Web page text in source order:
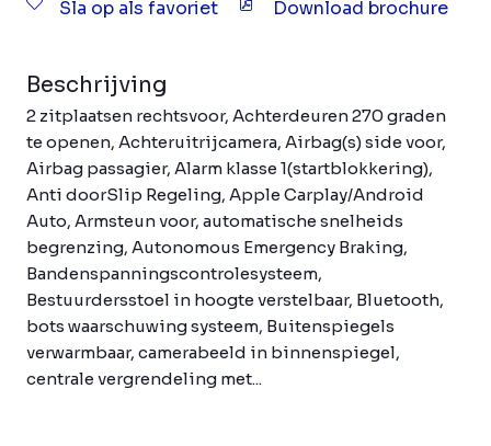
Sla op als favoriet Download brochure
Beschrijving
2 zitplaatsen rechtsvoor, Achterdeuren 270 graden
te openen, Achteruitrijcamera, Airbag(s) side voor,
Airbag passagier, Alarm klasse 1(startblokkering),
Anti doorSlip Regeling, Apple Carplay/Android
Auto, Armsteun voor, automatische snelheids
begrenzing, Autonomous Emergency Braking,
Bandenspanningscontrolesysteem,
Bestuurdersstoel in hoogte verstelbaar, Bluetooth,
bots waarschuwing systeem, Buitenspiegels
verwarmbaar, camerabeeld in binnenspiegel,
centrale vergrendeling met...